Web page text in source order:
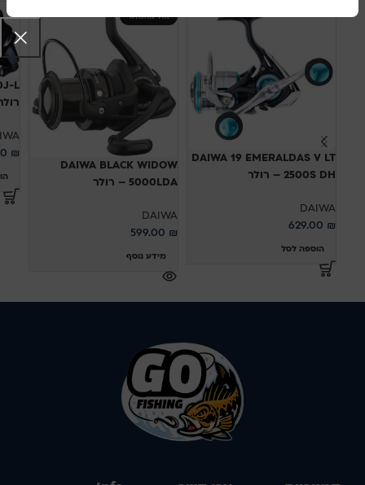
DAIWA 19 EMERALDAS V LT
2500S DH – רולר
DAIWA
629.00 ₪
הוספה לסל
אזל מהמלאי
DAIWA BLACK WIDOW
5000LDA – רולר
DAIWA
599.00 ₪
מידע נוסף
₪